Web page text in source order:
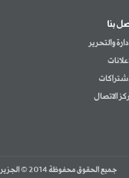
بنا
والتحرير
الاتصال
جميع الحقوق محفوظة 2014 © الجزيرة